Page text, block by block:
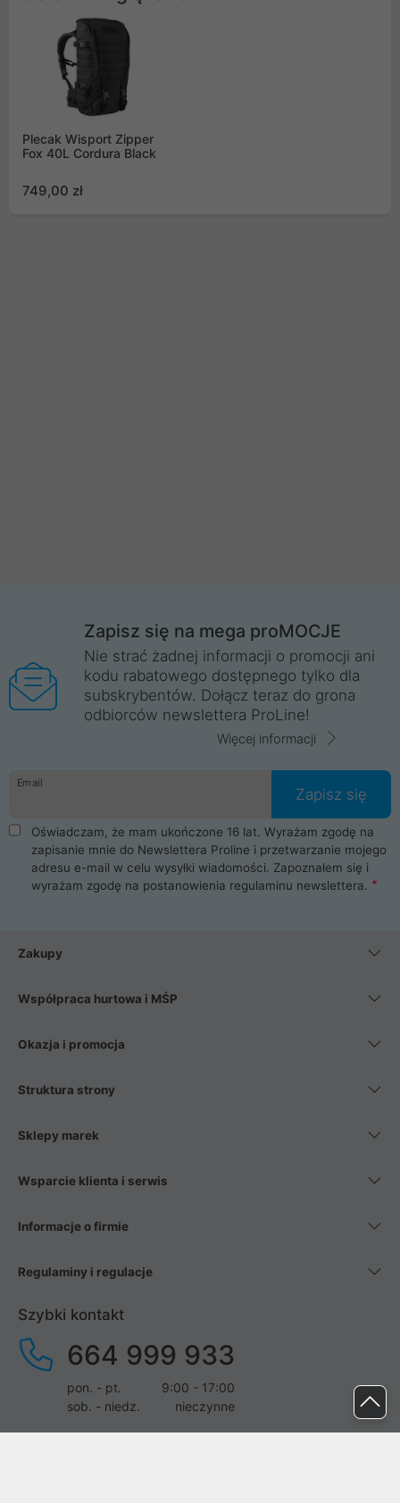
Plecak Wisport Zipper
Fox 40L Cordura Black
749,00 zł
Zapisz się na mega proMOCJE
Nie strać żadnej informacji o promocji ani
kodu rabatowego dostępnego tylko dla
subskrybentów. Dołącz teraz do grona
odbiorców newslettera ProLine!
Więcej informacji
Email
Zapisz się
Oświadczam, że mam ukończone 16 lat. Wyrażam zgodę na
zapisanie mnie do Newslettera Proline i przetwarzanie mojego
adresu e-mail w celu wysyłki wiadomości. Zapoznałem się i
wyrażam zgodę na postanowienia regulaminu newslettera.
Zakupy
Współpraca hurtowa i MŚP
Okazja i promocja
Struktura strony
Sklepy marek
Wsparcie klienta i serwis
Informacje o firmie
Regulaminy i regulacje
Szybki kontakt
664 999 933
pon. - pt.
9:00 - 17:00
sob. - niedz.
nieczynne